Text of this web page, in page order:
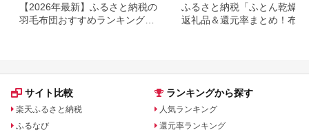
【2026年最新】ふるさと納税の
羽毛布団おすすめランキング｜
ふるさと納税「ふとん乾燥機
返礼品＆還元率まとめ！布団
サイト比較
楽天ふるさと納税
ふるなび
ランキングから探す
人気ランキング
還元率ランキング